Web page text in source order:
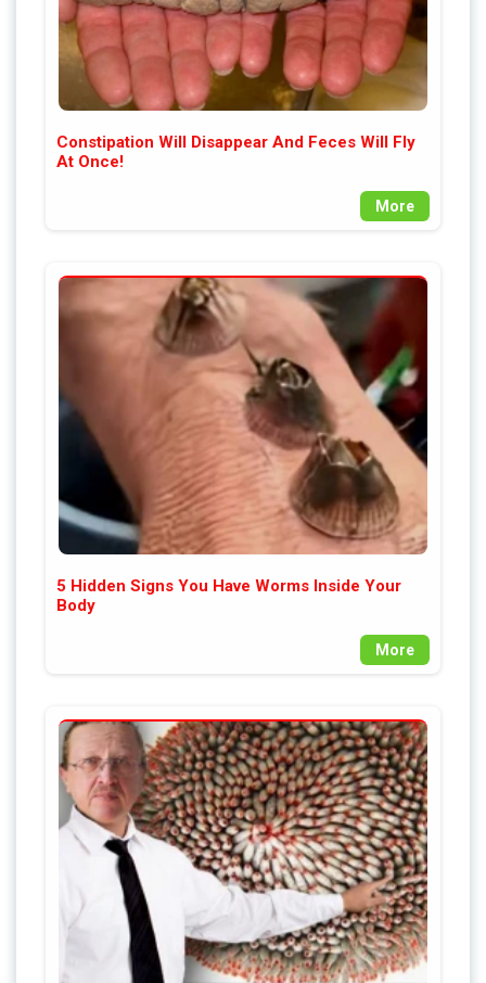
Constipation Will Disappear And Feces Will Fly
At Once!
More
5 Hidden Signs You Have Worms Inside Your
Body
More